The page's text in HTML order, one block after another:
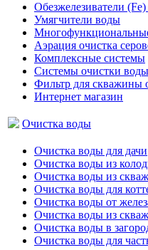
Обезжелезиватели
Умягчители воды
Аэрация очистка
Комплексные системы
Системы очистки воды
Фильтр для скважины
Интернет магазин
Очистка воды
Очистка воды для дачи
Очистка воды из
Очистка воды из
Очистка воды для
Очистка воды от
Очистка воды из
Очистка воды в
Очистка воды для